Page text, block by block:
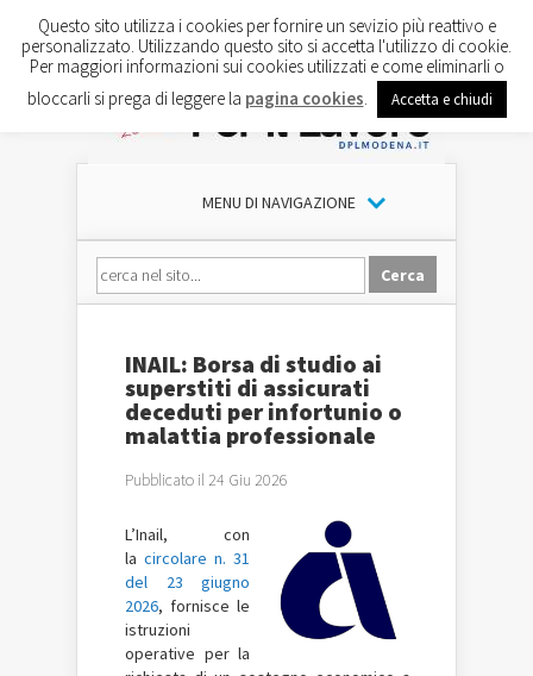
MENU DI NAVIGAZIONE
INAIL: Borsa di studio ai
superstiti di assicurati
deceduti per infortunio o
malattia professionale
Pubblicato il 24 Giu 2026
L’Inail, con
la circolare n. 31
del 23 giugno
2026, fornisce le
istruzioni
operative per la
Questo sito utilizza i cookies per fornire un sevizio più reattivo e
personalizzato. Utilizzando questo sito si accetta l'utilizzo di cookie.
Per maggiori informazioni sui cookies utilizzati e come eliminarli o
bloccarli si prega di leggere la pagina cookies Accetta e chiudi